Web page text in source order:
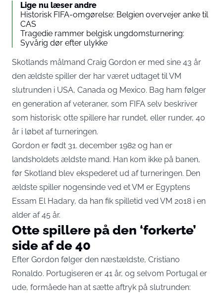
Lige nu læser andre
Historisk FIFA-omgørelse: Belgien overvejer anke til
CAS
Tragedie rammer belgisk ungdomsturnering:
Syvårig dør efter ulykke
Skotlands målmand Craig Gordon er med sine 43 år
den ældste spiller der har været udtaget til VM
slutrunden i USA, Canada og Mexico. Bag ham følger
en generation af veteraner, som FIFA selv beskriver
som historisk: otte spillere har rundet, eller runder, 40
år i løbet af turneringen.
Gordon er født 31. december 1982 og han er
landsholdets ældste mand. Han kom ikke på banen,
før Skotland blev ekspederet ud af turneringen. Den
ældste spiller nogensinde ved et VM er Egyptens
Essam El Hadary, da han fik spilletid ved VM 2018 i en
alder af 45 år.
Otte spillere på den ‘forkerte’
side af de 40
Efter Gordon følger den næstældste, Cristiano
Ronaldo. Portugiseren er 41 år, og selvom Portugal er
ude, formåede han at sætte aftryk på slutrunden: